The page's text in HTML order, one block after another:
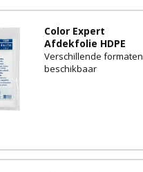
Color Expert
Afdekfolie HDPE
Verschillende formaten
beschikbaar